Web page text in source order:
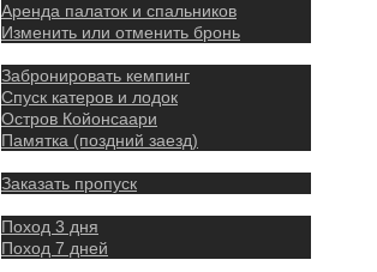
Аренда палаток и спальников
Изменить или отменить бронь
Забронировать кемпинг
Спуск катеров и лодок
Остров Койонсаари
Памятка (поздний заезд)
Заказать пропуск
Поход 3 дня
Поход 7 дней